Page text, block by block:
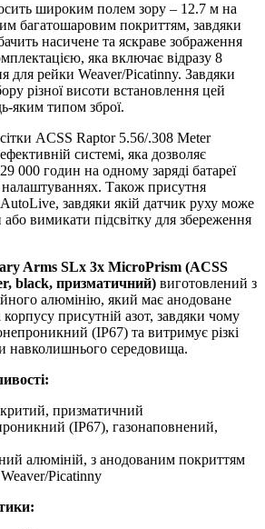
широким полем зору – 12.7 м на
багатошаровим покриттям, завдяки
насичене та яскраве зображення
яка включає відразу 8
для рейки Weaver/Picatinny. Завдяки
різної висоти встановлення цей
яким типом зброї.
ACSS Raptor 5.56/.308 Meter
системі, яка дозволяє
000 годин на одному заряді батареї
Також присутня
AutoLive, завдяки якій датчик руху може
вимикати підсвітку для збереження
Arms SLx 3x MicroPrism (ACSS
black, призматичний) виготовлений з
алюмінію, який має анодоване
присутній азот, завдяки чому
(IP67) та витримує різкі
навколишнього середовища.
призматичний
(IP67), газонаповнений,
алюміній, з анодованим покриттям
Picatinny